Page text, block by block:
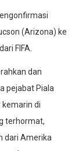
(Arizona) ke
FIFA.
dan
pejabat Piala
kemarin di
terhormat,
dari Amerika